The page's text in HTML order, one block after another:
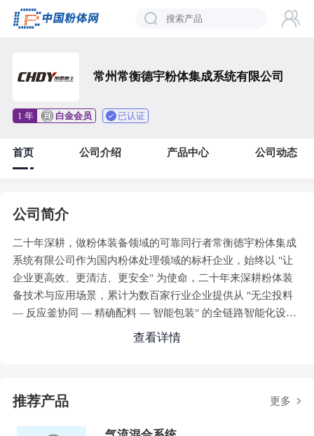
常州常衡德宇粉体集成系统有限公司
1 年 白金会员 已认证
首页 公司介绍 产品中心 公司动态
公司简介
二十年深耕，做粉体装备领域的可靠同行者常衡德宇粉体集成
系统有限公司作为国内粉体处理领域的标杆企业，始终以 "让
企业更高效、更清洁、更安全" 为使命，二十年来深耕粉体装
备技术与应用场景，累计为数百家行业企业提供从 "无尘投料
— 反应釜协同 — 精确配料 — 智能包装" 的全链路智能化设备
及定制化解决方案，深度赋能新能源、新材料、精细化工、食
合，还是医药行业原料药微粉化的精细加工，常衡德宇总
查看详情
推荐产品 更多